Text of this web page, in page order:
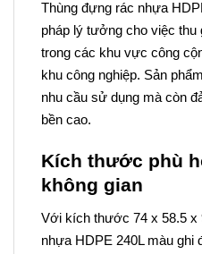
Thùng đựng rác nhựa
pháp lý tưởng cho việc thu
trong các khu vực công
khu công nghiệp. Sản
nhu cầu sử dụng mà còn
bền cao.
Kích thước phù
không gian
Với kích thước 74 x 58.5 x
nhựa HDPE 240L màu ghi